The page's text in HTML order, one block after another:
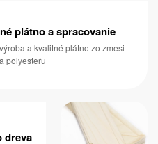
plátno a spracovanie
a kvalitné plátno zo zmesi
polyesteru
dreva